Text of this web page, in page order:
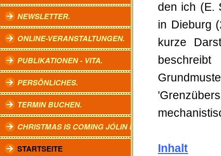
NEWSLETTER.
ONLINE-VERANSTALTUNGEN.
PUBLIKATIONEN - VITA.
PERSÖNLICHES.
TERMIN BUCHEN.
CHRISTMAS IS COMING JÓLIN KOMA.
STARTSEITE
den ich (E.
in Dieburg
kurze
Inhalt